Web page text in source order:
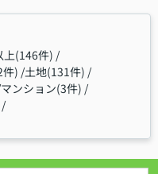
上(146件)
) 土地(131件)
マンション(3件)